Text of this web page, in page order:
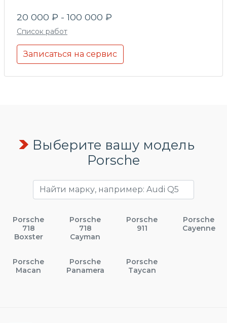
20 000 ₽ - 100 000 ₽
Список работ
Записаться на сервис
Выберите вашу модель
Porsche
Porsche
718
Boxster
Porsche
718
Cayman
Porsche
911
Porsche
Cayenne
Porsche
Macan
Porsche
Panamera
Porsche
Taycan